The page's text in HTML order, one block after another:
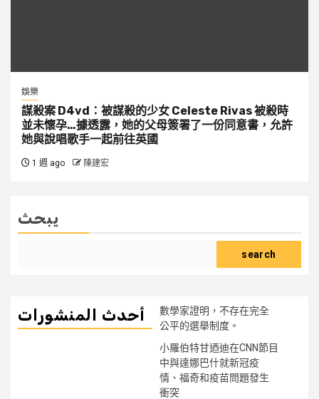
娛樂
謀殺案 D4vd：被謀殺的少女 Celeste Rivas 被殺時
並未懷孕…據透露，她的父母簽署了一份同意書，允許
她與說唱歌手一起前往英國
1 週 ago 陳建宏
يبحث
search
أحدث المنشورات
數學家證明，不存在完全
公平的選舉制度。
小羅伯特甘迺迪在CNN節目
中與達娜巴什就新冠疫
情、福奇和疫苗問題發生
衝突